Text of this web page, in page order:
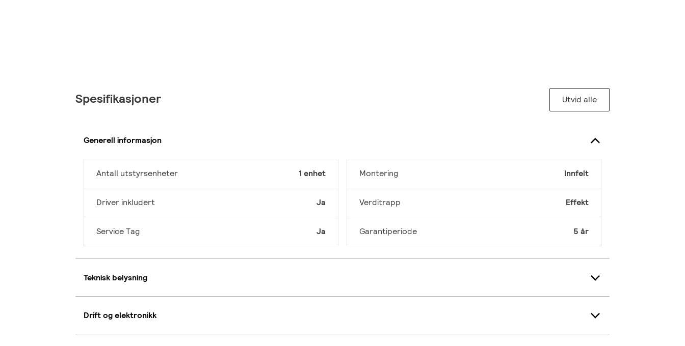
Spesifikasjoner Utvid alle
Generell informasjon
Antall utstyrsenheter 1 enhet
Driver inkludert Ja
Service Tag Ja
Montering Innfelt
Verditrapp Effekt
Garantiperiode 5 år
Teknisk belysning
Drift og elektronikk